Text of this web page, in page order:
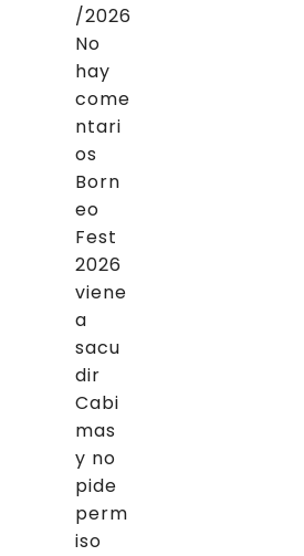
/2026
No
hay
come
ntari
os
Born
eo
Fest
2026
viene
a
sacu
dir
Cabi
mas
y no
pide
perm
iso